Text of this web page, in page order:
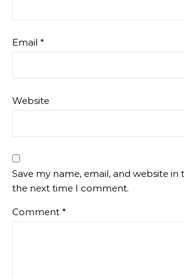
Email *
Website
Save my name, email, and website in
the next time I comment.
Comment *